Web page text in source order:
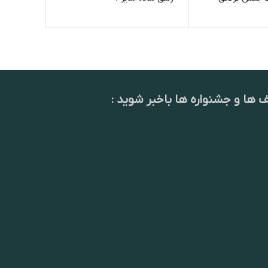
ها و جشنواره ها باخبر شوید :